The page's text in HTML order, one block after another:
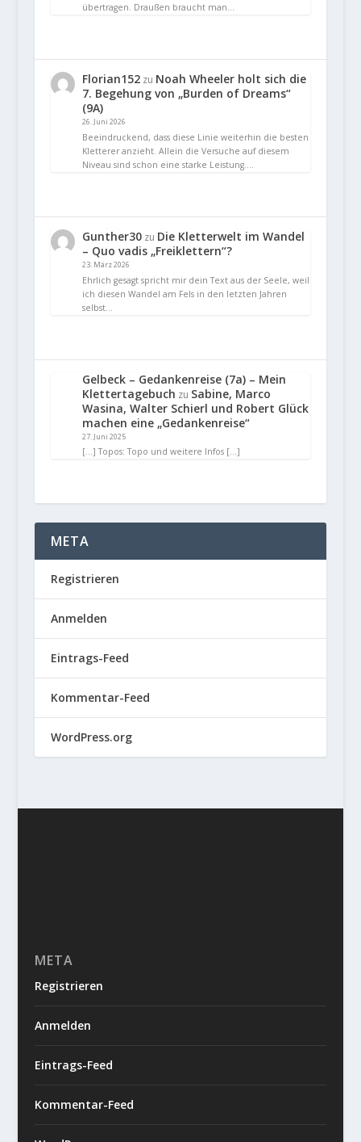
übertragen. Draußen braucht man…
Florian152zu Noah Wheeler holt sich die
7. Begehung von „Burden of Dreams“
(9A)
26. Juni 2026
Beeindruckend, dass diese Linie weiterhin die besten
Kletterer anzieht. Allein die Versuche auf diesem
Niveau sind schon eine starke Leistung.…
Gunther30zu Die Kletterwelt im Wandel
– Quo vadis „Freiklettern“?
23. März 2026
Ehrlich gesagt spricht mir dein Text aus der Seele, weil
ich diesen Wandel am Fels in den letzten Jahren
selbst…
Gelbeck – Gedankenreise (7a) – Mein
Klettertagebuch zu Sabine, Marco
Wasina, Walter Schierl und Robert Glück
machen eine „Gedankenreise“
27. Juni 2025
[…] Topos: Topo und weitere Infos […]
META
Registrieren
Anmelden
Eintrags-Feed
Kommentar-Feed
WordPress.org
META
Registrieren
Anmelden
Eintrags-Feed
Kommentar-Feed